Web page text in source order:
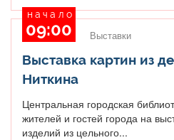
начало
09:00 Выставки
Выставка картин из
Ниткина
Центральная городская
жителей и гостей города на
изделий из цельного...